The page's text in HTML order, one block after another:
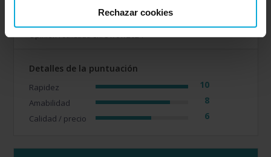
Rechazar cookies
Opinión realizada en: 31/01/2024
Detalles de la puntuación
Rapidez 10
Amabilidad 8
Calidad / precio 6